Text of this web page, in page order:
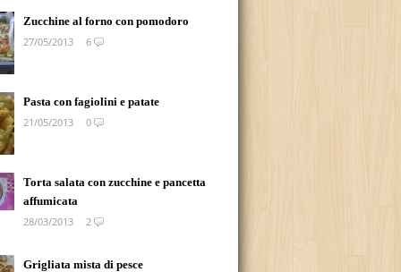
Zucchine al forno con pomodoro
27/05/2013
6
Pasta con fagiolini e patate
21/05/2013
0
Torta salata con zucchine e pancetta
affumicata
28/03/2013
2
Grigliata mista di pesce